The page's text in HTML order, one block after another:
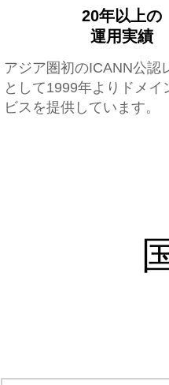
20年以上の
運用実績
アジア圏初のICANN公認
として1999年よりドメイ
ビスを提供しています。